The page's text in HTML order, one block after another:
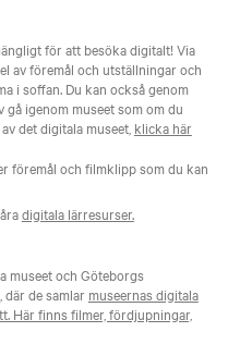
för att besöka digitalt! Via
av föremål och utställningar och
i soffan. Du kan också genom
igenom museet som om du
det digitala museet, klicka här
föremål och filmklipp som du kan
digitala lärresurser.
museet och Göteborgs
de samlar museernas digitala
Här finns filmer, fördjupningar,